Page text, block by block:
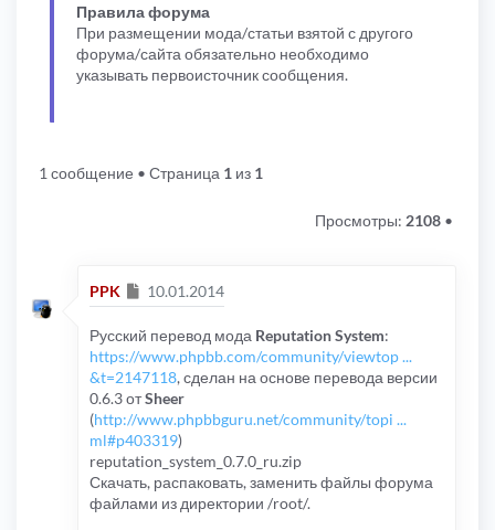
Правила форума
При размещении мода/статьи взятой с другого
форума/сайта обязательно необходимо
указывать первоисточник сообщения.
1 сообщение • Страница 1 из 1
Просмотры: 2108 •
PPK Сообщение
10.01.2014
Русский перевод мода Reputation System:
https://www.phpbb.com/community/viewtop ...
&t=2147118, сделан на основе перевода версии
0.6.3 отSheer
(http://www.phpbbguru.net/community/topi ...
ml#p403319)
reputation_system_0.7.0_ru.zip
Скачать, распаковать, заменить файлы форума
файлами из директории /root/.